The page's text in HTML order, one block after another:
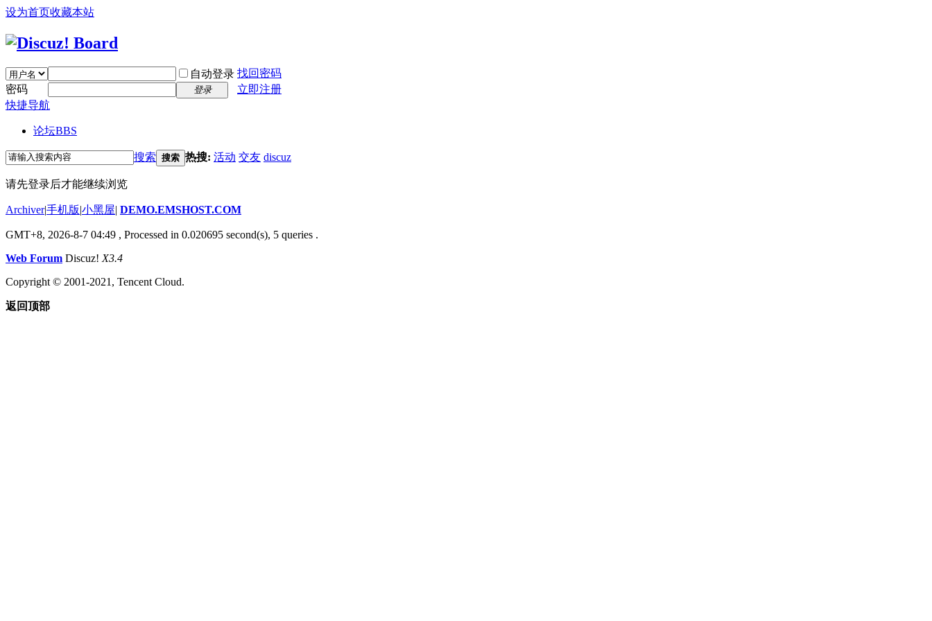
设为首页收藏本站
自动登录 找回密码
密码
登录
立即注册
快捷导航
论坛BBS
搜索 搜索 热搜: 活动 交友 discuz
请先登录后才能继续浏览
Archiver|手机版|小黑屋| DEMO.EMSHOST.COM
GMT+8, 2026-8-7 04:49 , Processed in 0.020695 second(s), 5 queries .
Web Forum Discuz! X3.4
Copyright © 2001-2021, Tencent Cloud.
返回顶部